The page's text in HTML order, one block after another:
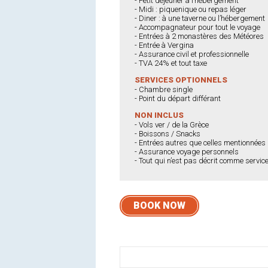
- Midi : piquenique ou repas léger
- Diner : à une taverne ou l’hébergement
- Accompagnateur pour tout le voyage
- Entrées à 2 monastères des Météores
- Entrée à Vergina
- Assurance civil et professionnelle
- TVA 24% et tout taxe
SERVICES OPTIONNELS
- Chambre single
- Point du départ différant
NON INCLUS
- Vols ver / de la Grèce
- Boissons / Snacks
- Entrées autres que celles mentionnées
- Assurance voyage personnels
- Tout qui n’est pas décrit comme
BOOK NOW